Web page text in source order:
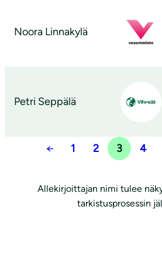
Noora Linnakylä
Petri Seppälä
← 1 2 3 4
Allekirjoittajan nimi tulee
tarkistusprosessin